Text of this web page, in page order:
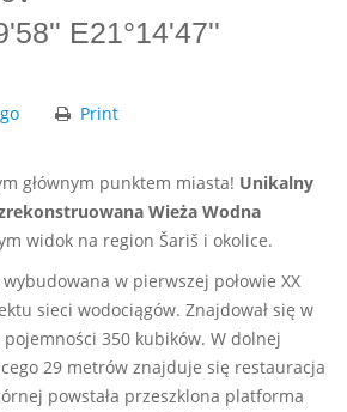
E21°14'47''
Print
głównym punktem miasta! Unikalny
Wieża Wodna
widok na region Šariš i okolice.
w pierwszej połowie XX
sieci wodociągów. Znajdował się w
350 kubików. W dolnej
29 metrów znajduje się restauracja
powstała przeszklona platforma